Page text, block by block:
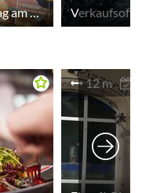
Chamer Bauernmarkt jeden Samstag am Marktplatz
12 m